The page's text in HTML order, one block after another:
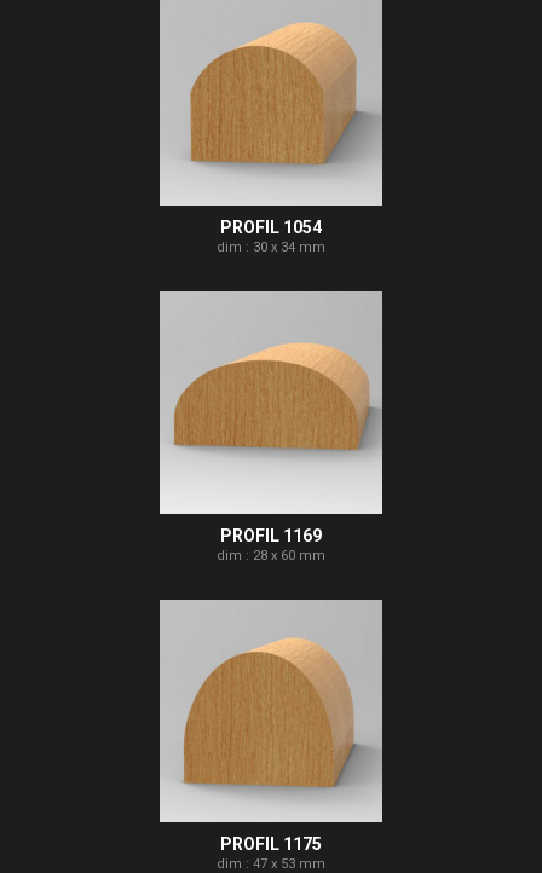
PROFIL 1054
dim : 30 x 34 mm
PROFIL 1169
dim : 28 x 60 mm
PROFIL 1175
dim : 47 x 53 mm